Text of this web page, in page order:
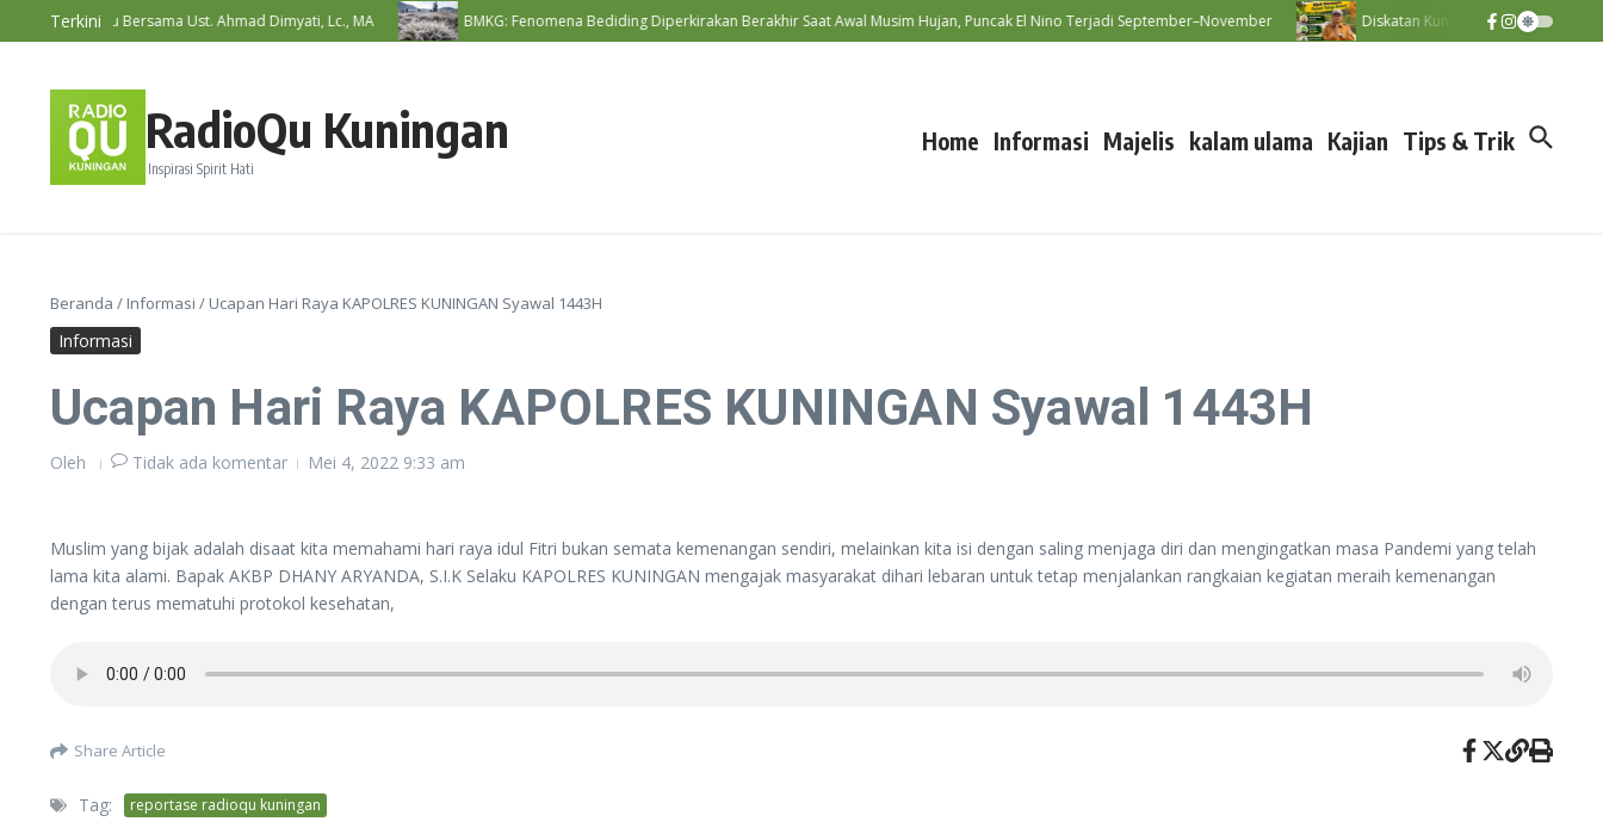
Lewati ke konten
Terkini
RadioQu Bersama Ust. Ahmad Dimyati, Lc., MA BMKG: Fenomena Bediding Diperkirakan Berakhir Saat Awal Musim Hujan, Puncak El Nino Terjadi September–November Diskatan Kuningan Imbau Petani Tak
RadioQu Kuningan
Inspirasi Spirit Hati
Home Informasi Majelis kalam ulama Kajian Tips & Trik
Beranda / Informasi / Ucapan Hari Raya KAPOLRES KUNINGAN Syawal 1443H
Informasi
Ucapan Hari Raya KAPOLRES KUNINGAN Syawal 1443H
Oleh Tidak ada komentar Mei 4, 2022 9:33 am
Muslim yang bijak adalah disaat kita memahami hari raya idul Fitri bukan semata kemenangan sendiri, melainkan kita isi dengan saling menjaga diri dan mengingatkan masa Pandemi yang telah
lama kita alami. Bapak AKBP DHANY ARYANDA, S.I.K Selaku KAPOLRES KUNINGAN mengajak masyarakat dihari lebaran untuk tetap menjalankan rangkaian kegiatan meraih kemenangan
dengan terus mematuhi protokol kesehatan,
Share Article
Tag: reportase radioqu kuningan